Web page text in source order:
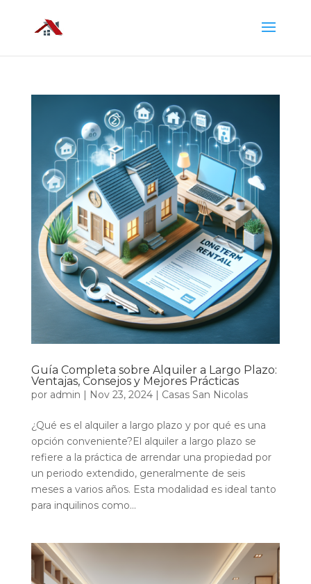
Guía Completa sobre Alquiler a Largo Plazo:
Ventajas, Consejos y Mejores Prácticas
por admin Nov 23, 2024| Casas San Nicolas
¿Qué es el alquiler a largo plazo y por qué es una
opción conveniente?El alquiler a largo plazo se
refiere a la práctica de arrendar una propiedad por
un periodo extendido, generalmente de seis
meses a varios años. Esta modalidad es ideal tanto
para inquilinos como...